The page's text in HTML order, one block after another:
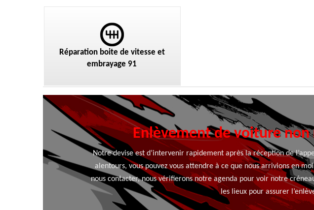
Réparation boite de vitesse et
embrayage 91
Enlèvement de voiture
Notre devise est d’intervenir rapidement après la réception de
alentours, vous pouvez vous attendre à ce que nous arrivions en
nous contacter, nous vérifierons notre agenda pour voir notre
les lieux pour assurer